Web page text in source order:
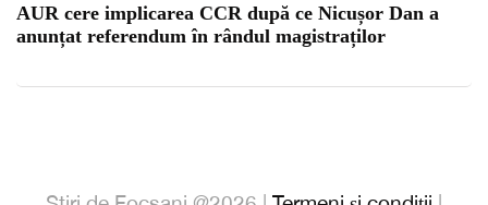
AUR cere implicarea CCR după ce Nicușor Dan a
anunțat referendum în rândul magistraților